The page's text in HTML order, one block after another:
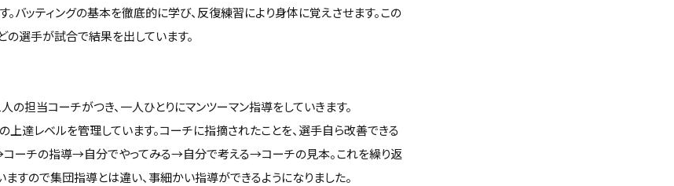
バッティングの基本を徹底的に学び、反復練習により身体に覚えさせます。この
の選手が試合で結果を出しています。
の担当コーチがつき、一人ひとりにマンツーマン指導をしていきます。
上達レベルを管理しています。コーチに指摘されたことを、選手自ら改善できる
コーチの指導→自分でやってみる→自分で考える→コーチの見本。これを繰り返
ますので集団指導とは違い、事細かい指導ができるようになりました。